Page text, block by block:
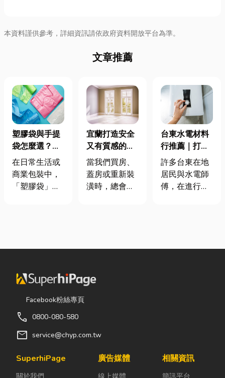
本資料謹供參考，詳細資訊請依政府資料開放平台為準。
文章推薦
塑膠袋與手提
袋怎麼選？材
質、用途與耐
重度一次看懂
在日常生活或
商業包裝中，
「塑膠袋」與
具，但實際上
能力與使用場
景上，其實差
異非常大。如
影響使用便利
性，還可能造
商品損壞。 這
宜蘭打造安全
又有質感的
家，從專業門
窗開始
當我們買房、
蓋房或重新裝
潢時，總會把
天都在使用的
門窗不只是遮
通風與生活品
氣候潮濕多
台東水電材料
行推薦｜打造
安全耐用的居
家環境
許多台東在地
居民與水電師
傅，在進行居
料行採購。除
關產品。 無論
Facebook粉絲專頁
call 0800-080-580
mail service@chyp.com.tw
SuperhiPage
關於我們
廣告媒體
線上媒體
相關資訊
簡訊平台